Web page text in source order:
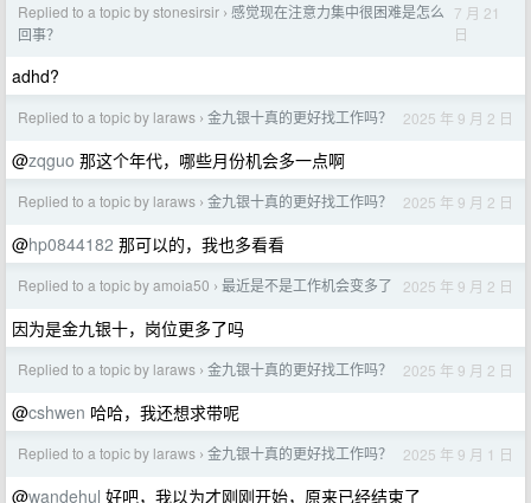
Replied to a topic by stonesirsir › 感觉现在注意力集中很困难是怎么
回事？
7 月 21
日
adhd?
Replied to a topic by laraws › 金九银十真的更好找工作吗？ 2025 年 9 月 2 日
@zqguo 那这个年代，哪些月份机会多一点啊
Replied to a topic by laraws › 金九银十真的更好找工作吗？ 2025 年 9 月 2 日
@hp0844182 那可以的，我也多看看
Replied to a topic by amoia50 › 最近是不是工作机会变多了 2025 年 9 月 2 日
因为是金九银十，岗位更多了吗
Replied to a topic by laraws › 金九银十真的更好找工作吗？ 2025 年 9 月 2 日
@cshwen 哈哈，我还想求带呢
Replied to a topic by laraws › 金九银十真的更好找工作吗？ 2025 年 9 月 1 日
@wandehul 好吧，我以为才刚刚开始，原来已经结束了